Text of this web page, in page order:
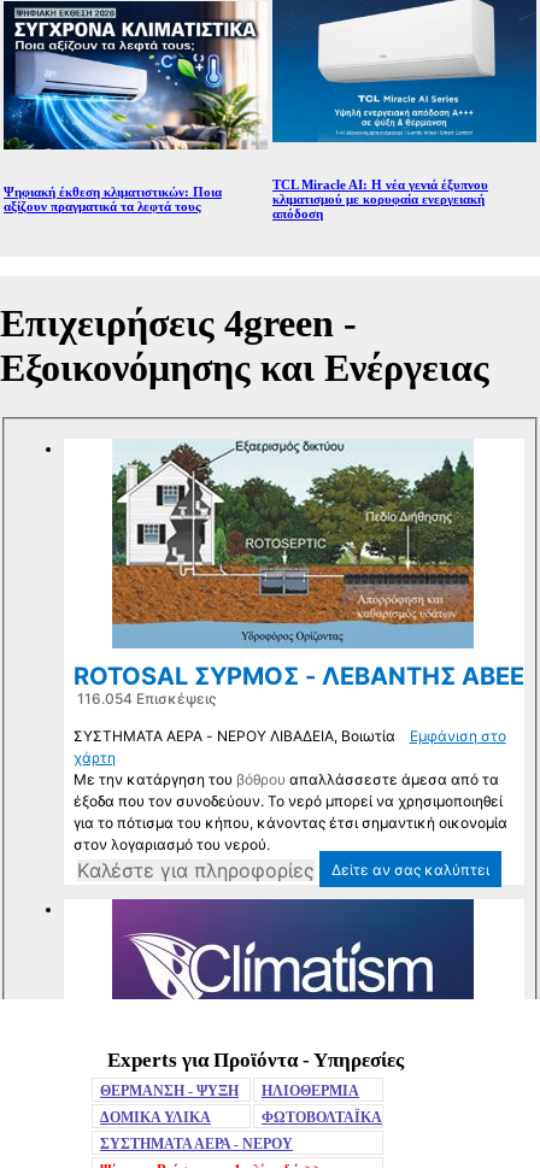
Ψηφιακή έκθεση κλιματιστικών: Ποια
αξίζουν πραγματικά τα λεφτά τους
TCL Miracle AI: Η νέα γενιά έξυπνου
κλιματισμού με κορυφαία ενεργειακή
απόδοση
MuteExperts για Προϊόντα - Υπηρεσίες
ΘΕΡΜΑΝΣΗ - ΨΥΞΗ
ΗΛΙΟΘΕΡΜΙΑ
ΔΟΜΙΚΑ ΥΛΙΚΑ
ΦΩΤΟΒΟΛΤΑΪΚΑ
ΣΥΣΤΗΜΑΤΑ ΑΕΡΑ - ΝΕΡΟΥ